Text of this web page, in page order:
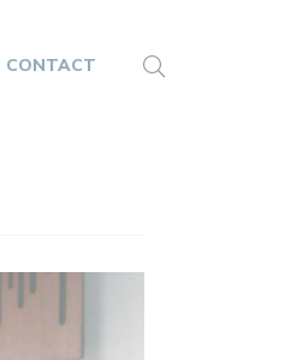
CONTACT